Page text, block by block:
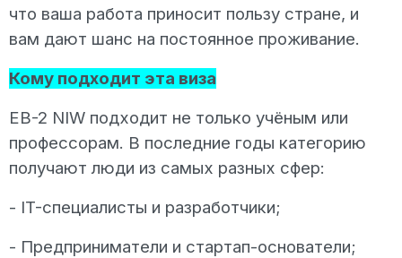
что ваша работа приносит пользу стране, и
вам дают шанс на постоянное проживание.
Кому подходит эта виза
EB-2 NIW подходит не только учёным или
профессорам. В последние годы категорию
получают люди из самых разных сфер:
- IT-специалисты и разработчики;
- Предприниматели и стартап-основатели;